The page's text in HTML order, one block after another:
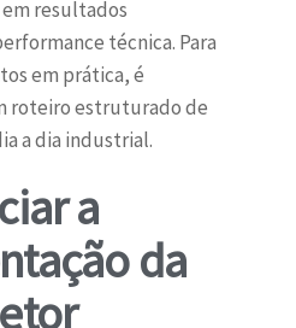
resultados
técnica. Para
em prática, é
roteiro estruturado de
a dia industrial.
a
da